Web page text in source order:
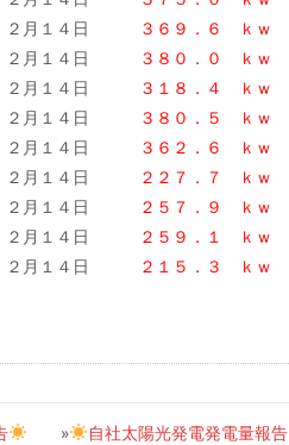
月１４日
３６９．６ ｋｗ
月１４日
３８０．０ ｋｗ
２月１４日
３１８．４ ｋｗ
月１４日
３８０．５
ｋｗ
２月１４日
３６２．６ ｋｗ
月１４日
２２７．７ ｋｗ
月１４日
２５７．９ ｋｗ
月１４日
２５９．１ ｋｗ
月１４日
２１５．３ ｋｗ
自社太陽光発電発電量報告
»